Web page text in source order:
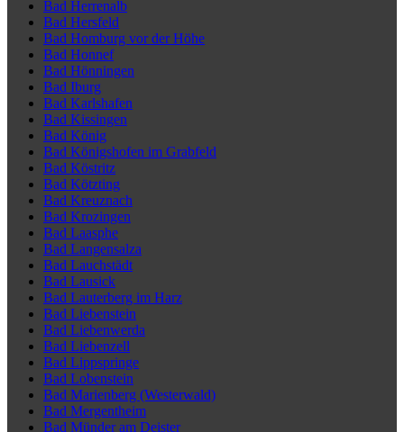
Bad Herrenalb
Bad Hersfeld
Bad Homburg vor der Höhe
Bad Honnef
Bad Hönningen
Bad Iburg
Bad Karlshafen
Bad Kissingen
Bad König
Bad Königshofen im Grabfeld
Bad Köstritz
Bad Kötzting
Bad Kreuznach
Bad Krozingen
Bad Laasphe
Bad Langensalza
Bad Lauchstädt
Bad Lausick
Bad Lauterberg im Harz
Bad Liebenstein
Bad Liebenwerda
Bad Liebenzell
Bad Lippspringe
Bad Lobenstein
Bad Marienberg (Westerwald)
Bad Mergentheim
Bad Münder am Deister